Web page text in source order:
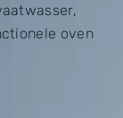
oven